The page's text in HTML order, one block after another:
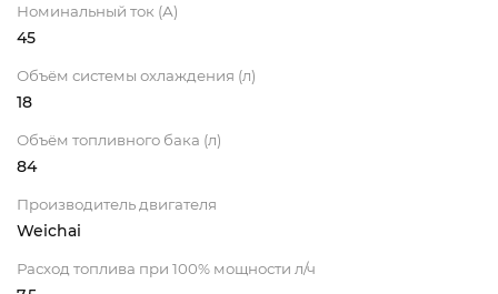
Номинальный ток (А)
45
Объём системы охлаждения (л)
18
Объём топливного бака (л)
84
Производитель двигателя
Weichai
Расход топлива при 100% мощности л/ч